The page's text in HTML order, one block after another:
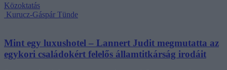
Közoktatás
Kurucz-Gáspár Tünde
Mint egy luxushotel – Lannert Judit megmutatta az
egykori családokért felelős államtitkárság irodáit